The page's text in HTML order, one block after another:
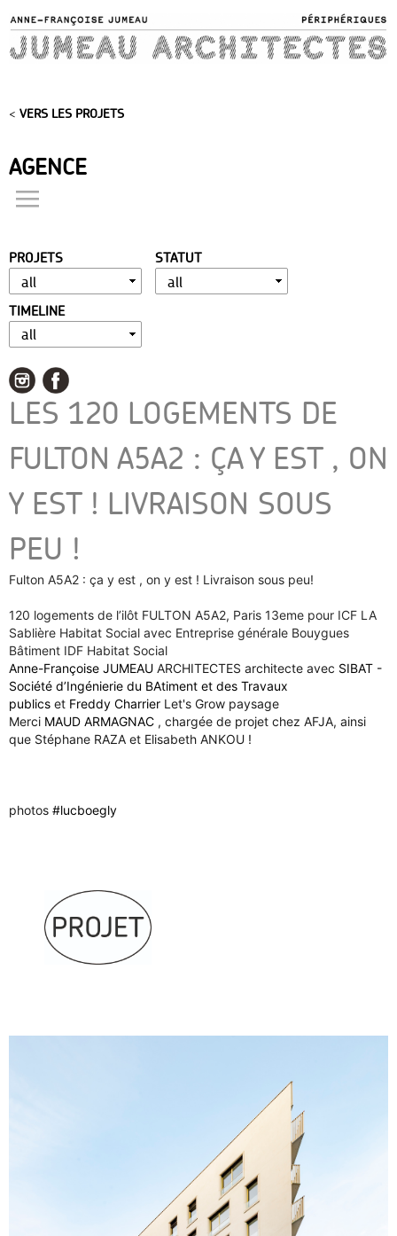
main
content
< VERS LES PROJETS
AGENCE
présentation
distinctions
publications
portfolio
contact
PROJETS STATUT
TIMELINE
LES 120 LOGEMENTS DE
FULTON A5A2 : ÇA Y EST , ON
Y EST ! LIVRAISON SOUS
PEU !
Fulton A5A2 : ça y est , on y est ! Livraison sous peu!
120 logements de l’ilôt FULTON A5A2, Paris 13eme pour ICF LA
Sablière Habitat Social avec Entreprise générale Bouygues
Bâtiment IDF Habitat Social
Anne-Françoise JUMEAU ARCHITECTES architecte avec SIBAT -
Société d’Ingénierie du BAtiment et des Travaux
publics et Freddy Charrier Let's Grow paysage
Merci MAUD ARMAGNAC , chargée de projet chez AFJA, ainsi
que Stéphane RAZA et Elisabeth ANKOU !
photos #lucboegly